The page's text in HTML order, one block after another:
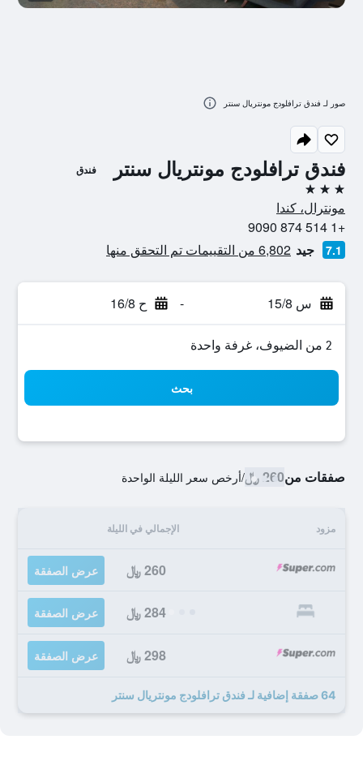
فندق ترافلودج مونتريال سنتر فندق
3 نجوم
مونترال، كندا
+1 514 874 9090
7.1 جيد 6,802 من التقييمات تم التحقق منها
س 15/8 - ح 16/8
2 من الضيوف، غرفة واحدة
بحث
صفقات من260 ﷼ /أرخص سعر الليلة الواحدة
مزود الإجمالي في الليلة
260 ﷼ عرض الصفقة
284 ﷼ عرض الصفقة
298 ﷼ عرض الصفقة
64 صفقة إضافية لـ فندق ترافلودج مونتريال سنتر
صور لـ فندق ترافلودج مونتريال سنتر